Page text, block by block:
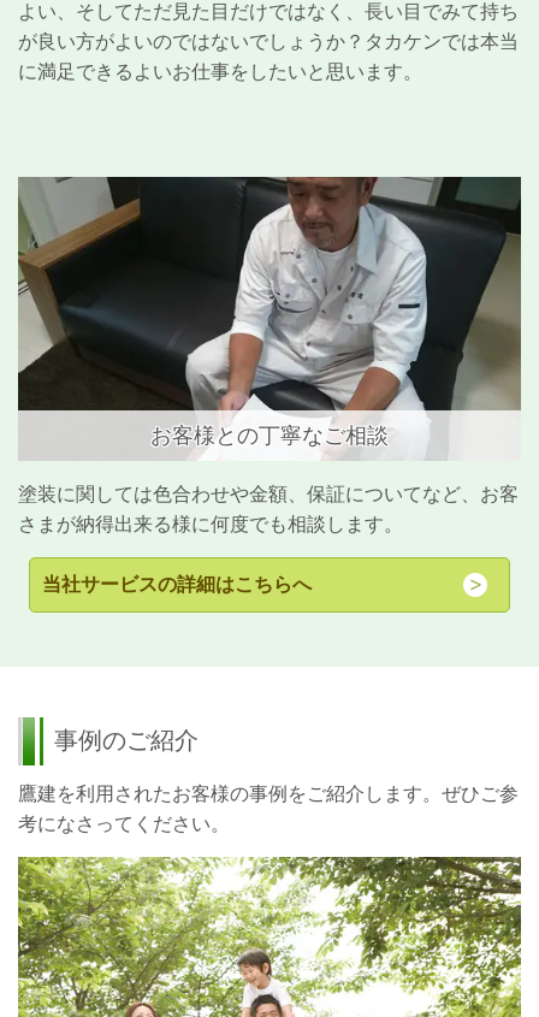
よい、そしてただ見た目だけではなく、長い目でみて持ち
が良い方がよいのではないでしょうか？タカケンでは本当
に満足できるよいお仕事をしたいと思います。
お客様との丁寧なご相談
塗装に関しては色合わせや金額、保証についてなど、お客
さまが納得出来る様に何度でも相談します。
当社サービスの詳細はこちらへ
事例のご紹介
鷹建を利用されたお客様の事例をご紹介します。ぜひご参
考になさってください。